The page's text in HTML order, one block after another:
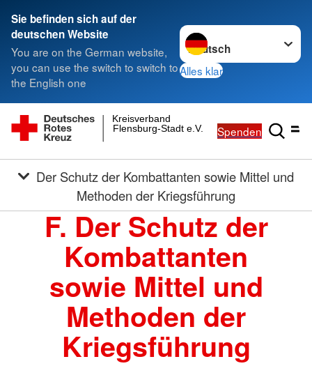
Sie befinden sich auf der
deutschen Website
You are on the German website,
you can use the switch to switch to
the English one
Sprache wechseln zu
Alles klar
Flensburg-Stadt e.V.
Kreisverband
Spenden
Methoden der Kriegsführung
F. Der Schutz der
Kombattanten
sowie Mittel und
Methoden der
Kriegsführung